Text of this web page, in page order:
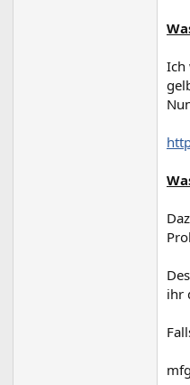
Ich
ihr